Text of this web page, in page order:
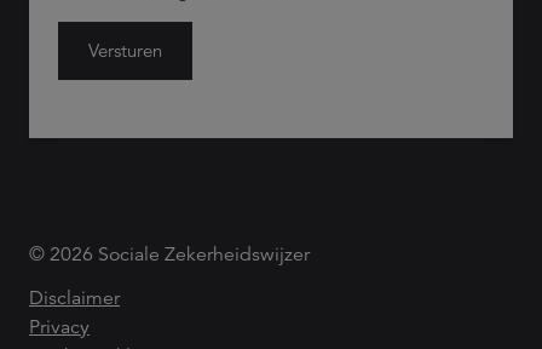
Versturen
© 2026 Sociale Zekerheidswijzer
Disclaimer
Privacy